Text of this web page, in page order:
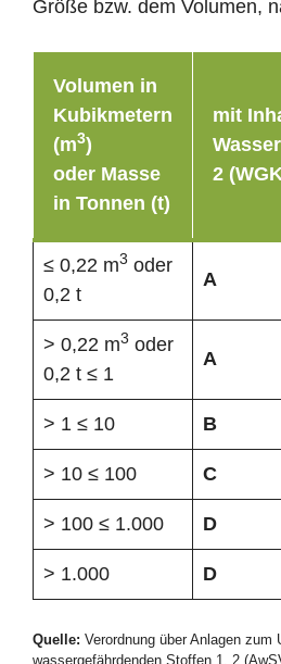
Größe bzw. dem Volumen,
Volumen in
Kubikmetern
(m3)
oder Masse
in Tonnen (t)
mit
2
≤ 0,22 m3 oder
0,2 t
A
> 0,22 m3 oder
0,2 t ≤ 1
A
> 1 ≤ 10 B
> 10 ≤ 100 C
> 100 ≤ 1.000 D
> 1.000 D
Quelle: Verordnung über Anlagen zum
wassergefährdenden Stoffen 1, 2